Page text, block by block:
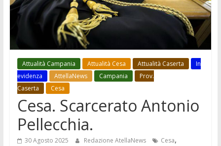
Attualità Campania Attualità Cesa Attualità Caserta
In
evidenza
AttellaNews Campania
Prov.
Caserta
Cesa
Cesa. Scarcerato Antonio
Pellecchia.
30 Agosto 2025 Redazione AtellaNews Cesa,